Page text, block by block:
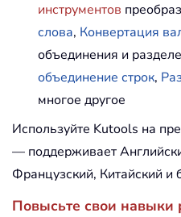
инструментов
слова, Конвертация
объединения и
объединение строк,
многое другое
Используйте Kutools на
— поддерживает
Французский, Китайский и
Повысьте свои навыки